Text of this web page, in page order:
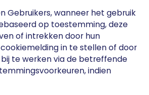
Gebruikers, wanneer het gebruik
op toestemming, deze
of intrekken door hun
in te stellen of door
te werken via de betreffende
indien